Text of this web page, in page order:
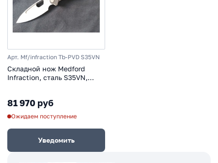
Арт. Mf/infraction Tb-PVD S35VN
Складной нож Medford
Infraction, сталь S35VN,
81 970 руб
Ожидаем поступление
Уведомить